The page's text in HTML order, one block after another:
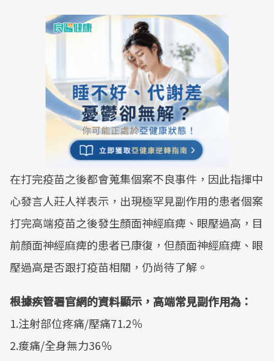
在打完疫苗之後都會蒐集個案不良事件，因此指揮中
心發言人莊人祥表示，出現極罕見副作用的患者個案
打完高端疫苗之後發生顏面神經麻痺、眼壓過高，目
前顏面神經麻痺的患者已康復，但顏面神經麻痺、眼
壓過高是否跟打疫苗相關，仍尚待了解。
根據疾管署官網的資料顯示，高端常見副作用為：
1.注射部位疼痛/壓痛71.2％
2.痠痛/全身無力36％